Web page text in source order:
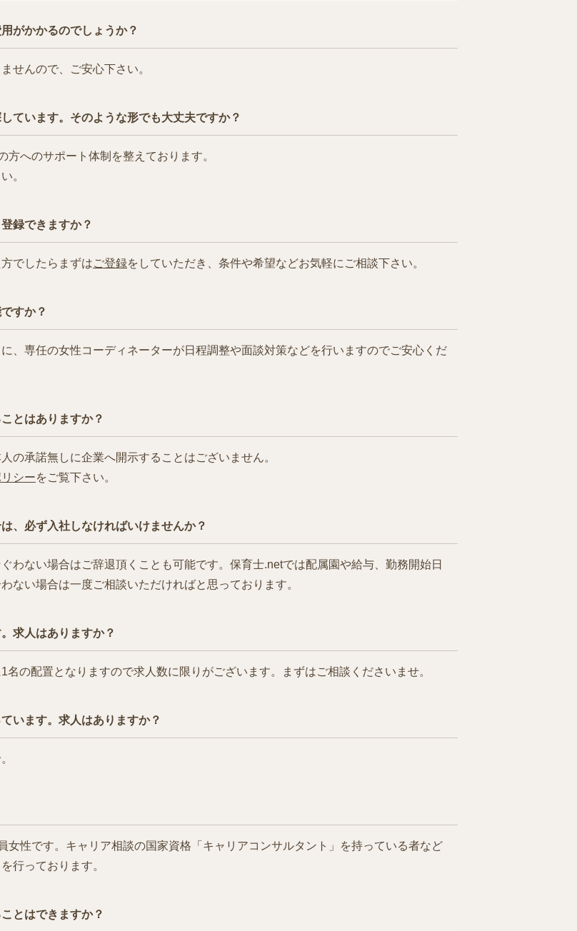
がかかるのでしょうか？
せんので、ご安心下さい。
ています。そのような形でも大丈夫ですか？
へのサポート体制を整えております。
。
録できますか？
でしたらまずはご登録をしていただき、条件や希望などお気軽にご相談下さい。
すか？
、専任の女性コーディネーターが日程調整や面談対策などを行いますのでご安心くだ
とはありますか？
の承諾無しに企業へ開示することはございません。
シーをご覧下さい。
、必ず入社しなければいけませんか？
わない場合はご辞退頂くことも可能です。保育士.netでは配属園や給与、勤務開始日
ない場合は一度ご相談いただければと思っております。
求人はありますか？
の配置となりますので求人数に限りがございます。まずはご相談くださいませ。
います。求人はありますか？
女性です。キャリア相談の国家資格「キャリアコンサルタント」を持っている者など
行っております。
とはできますか？